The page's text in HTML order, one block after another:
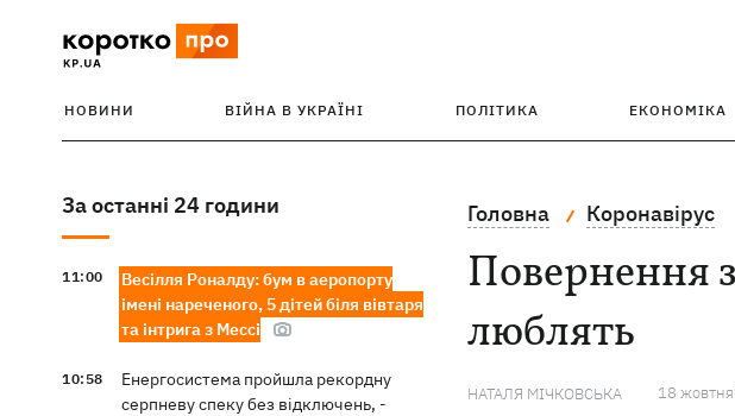
НОВИНИ ВІЙНА В УКРАЇНІ ПОЛІТИКА ЕКОНОМІКА
За останні 24 години
11:00
Весілля Роналду: бум в аеропорту
імені нареченого, 5 дітей біля вівтаря
та інтрига з Мессі
10:58
Енергосистема пройшла рекордну
серпневу спеку без відключень, -
Головна Коронавірус
Повернення
люблять
НАТАЛЯ МІЧКОВСЬКА 18